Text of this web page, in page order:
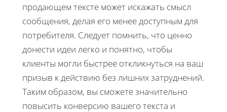
продающем тексте может искажать смысл
сообщения, делая его менее доступным для
потребителя. Следует помнить, что ценно
донести идеи легко и понятно, чтобы
клиенты могли быстрее откликнуться на ваш
призыв к действию без лишних затруднений.
Таким образом, вы сможете значительно
повысить конверсию вашего текста и